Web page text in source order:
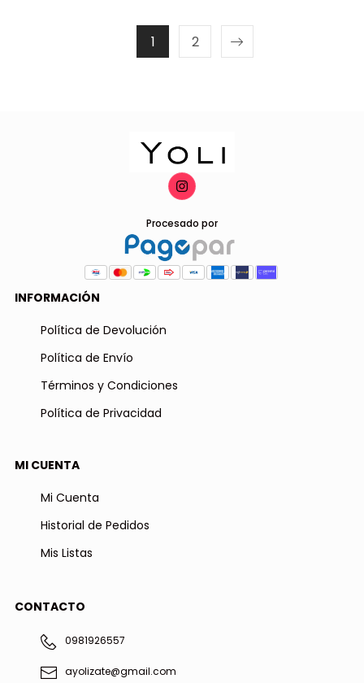
1 2
Procesado por
INFORMACIÓN
Política de Devolución
Política de Envío
Términos y Condiciones
Política de Privacidad
MI CUENTA
Mi Cuenta
Historial de Pedidos
Mis Listas
CONTACTO
0981926557
ayolizate@gmail.com